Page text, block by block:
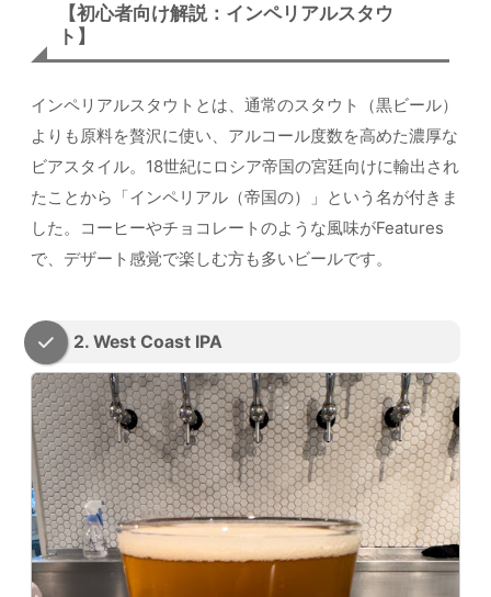
【初心者向け解説：インペリアルスタウ
ト】
インペリアルスタウトとは、通常のスタウト（黒ビール）
よりも原料を贅沢に使い、アルコール度数を高めた濃厚な
ビアスタイル。18世紀にロシア帝国の宮廷向けに輸出され
たことから「インペリアル（帝国の）」という名が付きま
した。コーヒーやチョコレートのような風味がFeatures
で、デザート感覚で楽しむ方も多いビールです。
2. West Coast IPA